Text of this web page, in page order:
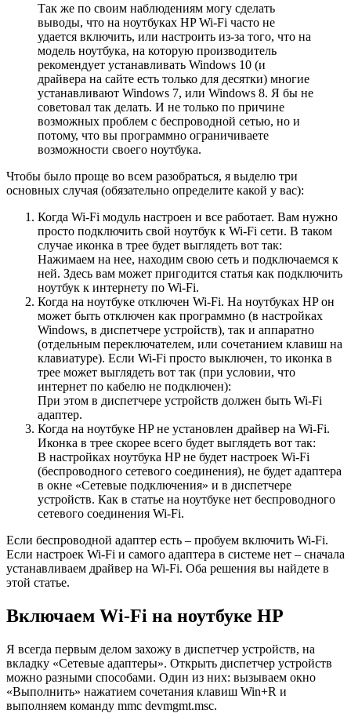
Так же по своим наблюдениям могу сделать
выводы, что на ноутбуках HP Wi-Fi часто не
удается включить, или настроить из-за того, что на
модель ноутбука, на которую производитель
рекомендует устанавливать Windows 10 (и
драйвера на сайте есть только для десятки) многие
устанавливают Windows 7, или Windows 8. Я бы не
советовал так делать. И не только по причине
возможных проблем с беспроводной сетью, но и
потому, что вы программно ограничиваете
возможности своего ноутбука.
Чтобы было проще во всем разобраться, я выделю три
основных случая (обязательно определите какой у вас):
Когда Wi-Fi модуль настроен и все работает. Вам нужно
просто подключить свой ноутбук к Wi-Fi сети. В таком
случае иконка в трее будет выглядеть вот так:
Нажимаем на нее, находим свою сеть и подключаемся к
ней. Здесь вам может пригодится статья как подключить
ноутбук к интернету по Wi-Fi.
Когда на ноутбуке отключен Wi-Fi. На ноутбуках HP он
может быть отключен как программно (в настройках
Windows, в диспетчере устройств), так и аппаратно
(отдельным переключателем, или сочетанием клавиш на
клавиатуре). Если Wi-Fi просто выключен, то иконка в
трее может выглядеть вот так (при условии, что
интернет по кабелю не подключен):
При этом в диспетчере устройств должен быть Wi-Fi
адаптер.
Когда на ноутбуке HP не установлен драйвер на Wi-Fi.
Иконка в трее скорее всего будет выглядеть вот так:
В настройках ноутбука HP не будет настроек Wi-Fi
(беспроводного сетевого соединения), не будет адаптера
в окне «Сетевые подключения» и в диспетчере
устройств. Как в статье на ноутбуке нет беспроводного
сетевого соединения Wi-Fi.
Если беспроводной адаптер есть – пробуем включить Wi-Fi.
Если настроек Wi-Fi и самого адаптера в системе нет – сначала
устанавливаем драйвер на Wi-Fi. Оба решения вы найдете в
этой статье.
Включаем Wi-Fi на ноутбуке HP
Я всегда первым делом захожу в диспетчер устройств, на
вкладку «Сетевые адаптеры». Открыть диспетчер устройств
можно разными способами. Один из них: вызываем окно
«Выполнить» нажатием сочетания клавиш Win+R и
выполняем команду mmc devmgmt.msc.